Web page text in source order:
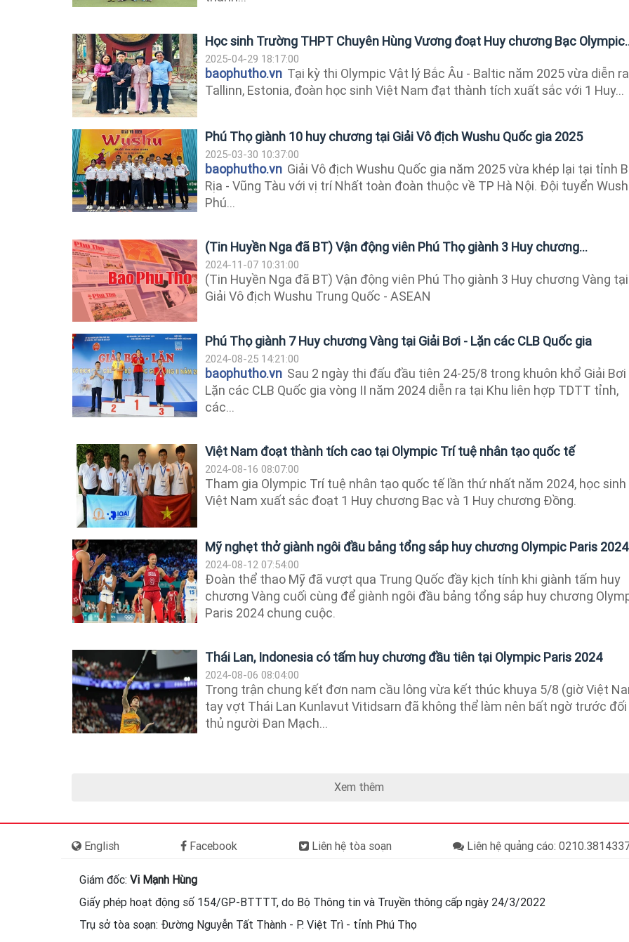
Học sinh Trường THPT Chuyên Hùng Vương đoạt Huy chương Bạc
2025-04-29 18:17:00
baophutho.vn Tại kỳ thi Olympic Vật lý Bắc Âu - Baltic năm 2025 vừa diễn
Tallinn, Estonia, đoàn học sinh Việt Nam đạt thành tích xuất sắc với 1 Huy...
Phú Thọ giành 10 huy chương tại Giải Vô địch Wushu Quốc gia 2025
2025-03-30 10:37:00
baophutho.vn Giải Vô địch Wushu Quốc gia năm 2025 vừa khép lại tại tỉnh
Rịa - Vũng Tàu với vị trí Nhất toàn đoàn thuộc về TP Hà Nội. Đội tuyển
Phú...
(Tin Huyền Nga đã BT) Vận động viên Phú Thọ giành 3 Huy chương...
2024-11-07 10:31:00
(Tin Huyền Nga đã BT) Vận động viên Phú Thọ giành 3 Huy chương Vàng tại
Giải Vô địch Wushu Trung Quốc - ASEAN
Phú Thọ giành 7 Huy chương Vàng tại Giải Bơi - Lặn các CLB Quốc gia
2024-08-25 14:21:00
baophutho.vn Sau 2 ngày thi đấu đầu tiên 24-25/8 trong khuôn khổ Giải Bơi
Lặn các CLB Quốc gia vòng II năm 2024 diễn ra tại Khu liên hợp TDTT tỉnh,
các...
Việt Nam đoạt thành tích cao tại Olympic Trí tuệ nhân tạo quốc tế
2024-08-16 08:07:00
Tham gia Olympic Trí tuệ nhân tạo quốc tế lần thứ nhất năm 2024, học sinh
Việt Nam xuất sắc đoạt 1 Huy chương Bạc và 1 Huy chương Đồng.
Mỹ nghẹt thở giành ngôi đầu bảng tổng sắp huy chương Olympic Paris 2024
2024-08-12 07:54:00
Đoàn thể thao Mỹ đã vượt qua Trung Quốc đầy kịch tính khi giành tấm huy
chương Vàng cuối cùng để giành ngôi đầu bảng tổng sắp huy chương
Paris 2024 chung cuộc.
Thái Lan, Indonesia có tấm huy chương đầu tiên tại Olympic Paris 2024
2024-08-06 08:04:00
Trong trận chung kết đơn nam cầu lông vừa kết thúc khuya 5/8 (giờ Việt
tay vợt Thái Lan Kunlavut Vitidsarn đã không thể làm nên bất ngờ trước đối
thủ người Đan Mạch...
Xem thêm
English Facebook Liên hệ tòa soạn Liên hệ quảng cáo:
Giám đốc: Vi Mạnh Hùng
Giấy phép hoạt động số 154/GP-BTTTT, do Bộ Thông tin và Truyền thông cấp ngày 24/3/2022
Trụ sở tòa soạn: Đường Nguyễn Tất Thành - P. Việt Trì - tỉnh Phú Thọ